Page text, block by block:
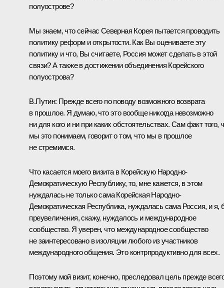
полуострове?
Мы знаем, что сейчас Северная Корея пытается проводить
политику реформ и открытости. Как Вы оцениваете эту
политику и что, Вы считаете, Россия может сделать в этой
связи? А также в достижении объединения Корейского
полуострова?
В.Путин: Прежде всего по поводу возможного возврата
в прошлое. Я думаю, что это вообще никогда невозможно
ни для кого и ни при каких обстоятельствах. Сам факт того,
мы это понимаем, говорит о том, что мы в прошлое
не стремимся.
Что касается моего визита в Корейскую Народно-
Демократическую Республику, то, мне кажется, в этом
нуждалась не только сама Корейская Народно-
Демократическая Республика, нуждалась сама Россия, и я,
преувеличения, скажу, нуждалось и международное
сообщество. Я уверен, что международное сообщество
не заинтересовано в изоляции любого из участников
международного общения. Это контрпродуктивно для всех.
Поэтому мой визит, конечно, преследовал цель прежде